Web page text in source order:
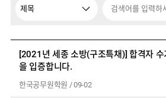
[2021년 세종 소방(구조특채)] 합격자
을 입증합니다.
한국공무원학원 /09-02